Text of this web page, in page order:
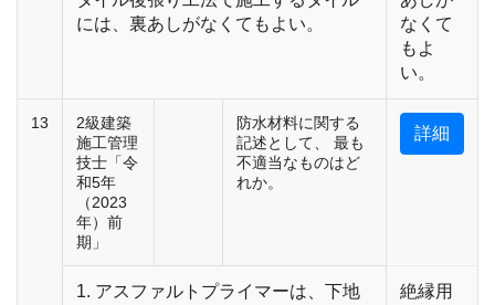
には、裏あしがなくてもよい。
なくて
もよ
い。
13
2級建築
施工管理
技士「令
和5年
（2023
年）前
期」
防水材料に関する
記述として、 最も
不適当なものはど
れか。
詳細
1. アスファルトプライマーは、下地 絶縁用